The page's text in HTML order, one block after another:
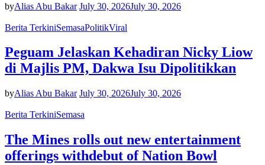
byAlias Abu Bakar July 30, 2026July 30, 2026
Berita TerkiniSemasaPolitikViral
Peguam Jelaskan Kehadiran Nicky Liow
di Majlis PM, Dakwa Isu Dipolitikkan
byAlias Abu Bakar July 30, 2026July 30, 2026
Berita TerkiniSemasa
The Mines rolls out new entertainment
offerings withdebut of Nation Bowl